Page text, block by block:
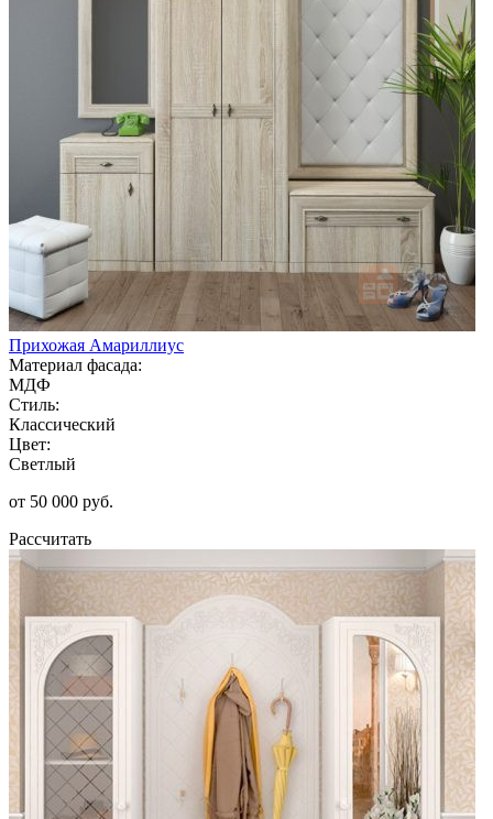
Прихожая Амариллиус
Материал фасада:
МДФ
Стиль:
Классический
Цвет:
Светлый
от 50 000 руб.
Рассчитать